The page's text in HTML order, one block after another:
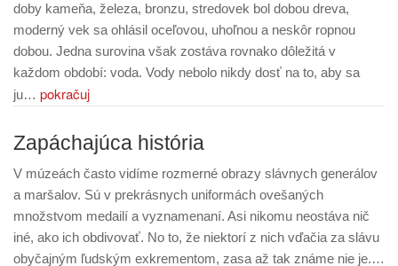
doby kameňa, železa, bronzu, stredovek bol dobou dreva,
moderný vek sa ohlásil oceľovou, uhoľnou a neskôr ropnou
dobou. Jedna surovina však zostáva rovnako dôležitá v
každom období: voda. Vody nebolo nikdy dosť na to, aby sa
ju… pokračuj
Zapáchajúca história
V múzeách často vidíme rozmerné obrazy slávnych generálov
a maršalov. Sú v prekrásnych uniformách ovešaných
množstvom medailí a vyznamenaní. Asi nikomu neostáva nič
iné, ako ich obdivovať. No to, že niektorí z nich vďačia za slávu
obyčajným ľudským exkrementom, zasa až tak známe nie je.…